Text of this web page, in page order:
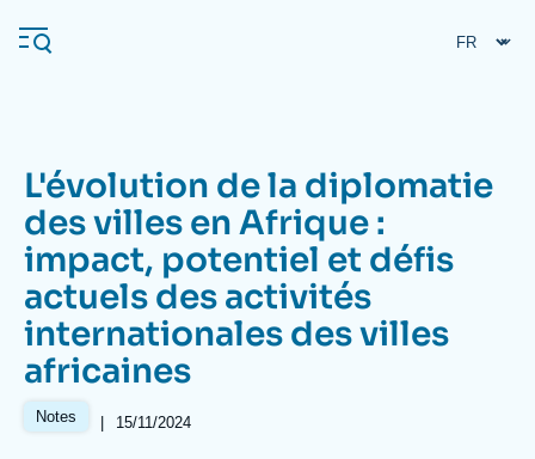
au
contenu
Navigation
principale
L'Ifri
Analyses
Événements
À propos de l'Ifri
L'Ifri en bref
L'évolution de la diplomatie
des villes en Afrique :
impact, potentiel et défis
actuels des activités
internationales des villes
africaines
Notes |
Date
15/11/2024